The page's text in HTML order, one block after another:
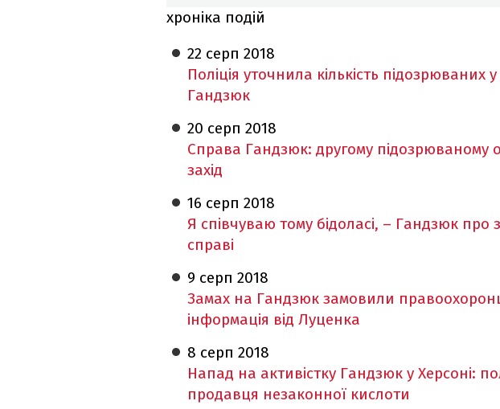
хроніка подій
22 серп 2018
Поліція уточнила кількість підозрюваних
Гандзюк
20 серп 2018
Справа Гандзюк: другому підозрюваному
захід
16 серп 2018
Я співчуваю тому бідоласі, – Гандзюк про
справі
9 серп 2018
Замах на Гандзюк замовили
інформація від Луценка
8 серп 2018
Напад на активістку Гандзюк у Херсоні:
продавця незаконної кислоти